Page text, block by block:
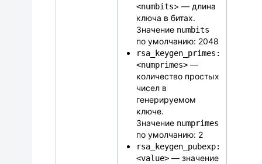
<numbits> — длина
ключа в битах.
Значение numbits
по умолчанию: 2048
rsa_keygen_primes:
<numprimes> —
количество простых
чисел в
генерируемом
ключе.
Значение numprimes
по умолчанию: 2
rsa_keygen_pubexp:
<value> — значение